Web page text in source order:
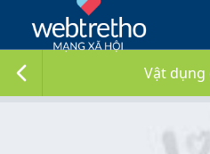
Vật dụng